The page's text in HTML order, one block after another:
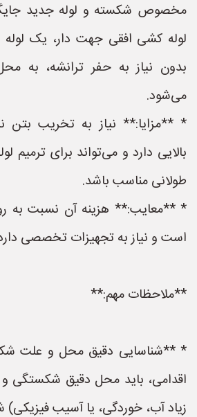
مخصوص شکسته و لوله جدید
لوله کشی افقی جهت دار، یک لوله
بدون نیاز به حفر ترانشه، به
می‌شود.
* **مزایا:** نیاز به تخریب بتن
بالایی دارد و می‌تواند برای ترمیم
طولانی مناسب باشد.
* **معایب:** هزینه آن نسبت به
است و نیاز به تجهیزات تخصصی
**ملاحظات مهم:**
* **شناسایی دقیق محل و علت
اقدامی، باید محل دقیق شکستگی و
زیاد آب، خوردگی، یا آسیب